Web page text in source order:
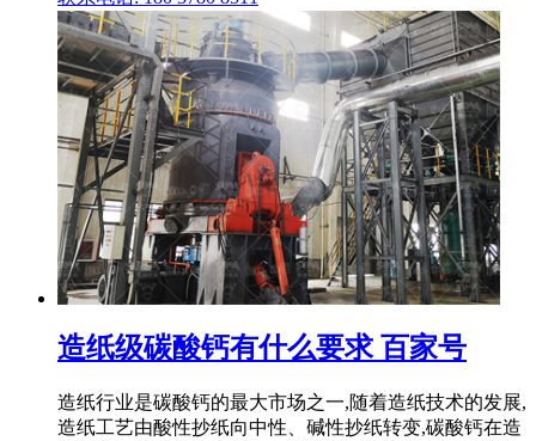
造纸级碳酸钙有什么要求 百家号
造纸行业是碳酸钙的最大市场之一,随着造纸技术的发展,
造纸工艺由酸性抄纸向中性、碱性抄纸转变,碳酸钙在造